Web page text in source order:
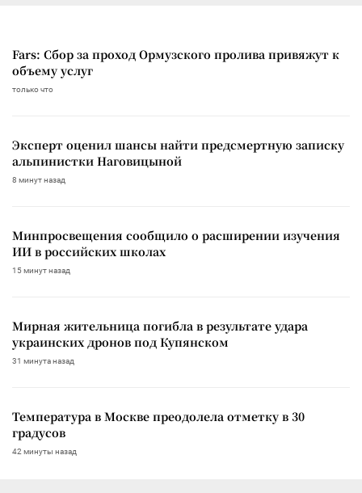
Fars: Сбор за проход Ормузского пролива привяжут к
объему услуг
только что
Эксперт оценил шансы найти предсмертную записку
альпинистки Наговицыной
8 минут назад
Минпросвещения сообщило о расширении изучения
ИИ в российских школах
15 минут назад
Мирная жительница погибла в результате удара
украинских дронов под Купянском
31 минута назад
Температура в Москве преодолела отметку в 30
градусов
42 минуты назад